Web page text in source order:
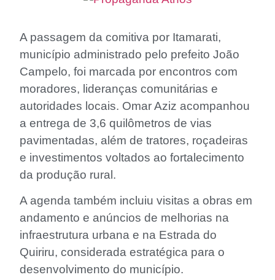
A passagem da comitiva por Itamarati,
município administrado pelo prefeito João
Campelo, foi marcada por encontros com
moradores, lideranças comunitárias e
autoridades locais. Omar Aziz acompanhou
a entrega de 3,6 quilômetros de vias
pavimentadas, além de tratores, roçadeiras
e investimentos voltados ao fortalecimento
da produção rural.
A agenda também incluiu visitas a obras em
andamento e anúncios de melhorias na
infraestrutura urbana e na Estrada do
Quiriru, considerada estratégica para o
desenvolvimento do município.